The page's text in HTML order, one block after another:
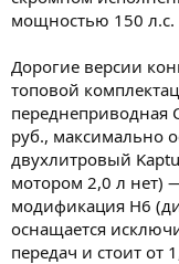
мощностью 150 л.с.
Дорогие версии
топовой
переднеприводная
руб., максимально
двухлитровый
мотором 2,0 л нет)
модификация H6
оснащается
передач и стоит от